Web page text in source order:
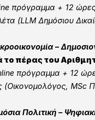
πρόγραμμα + 12
(LLM Δημόσιου
–
το πέρας του
πρόγραμμα + 12
ΜSc
Πολιτική –